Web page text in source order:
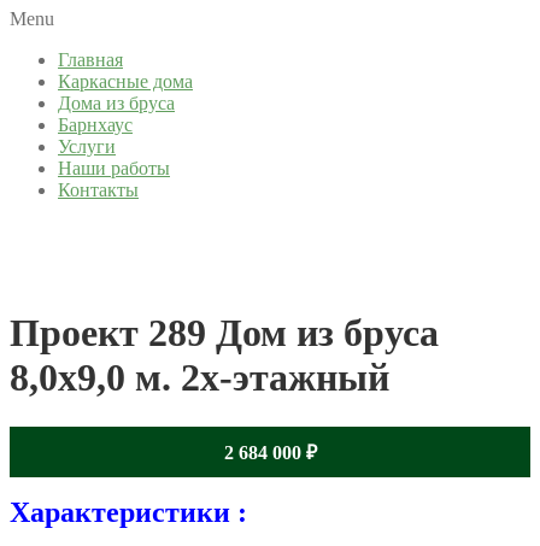
Menu
Главная
Каркасные дома
Дома из бруса
Барнхаус
Услуги
Наши работы
Контакты
Проект 289 Дом из бруса
8,0х9,0 м. 2х-этажный
2 684 000 ₽
Характеристики :